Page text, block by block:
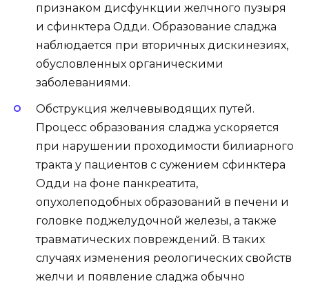
признаком дисфункции желчного пузыря
и сфинктера Одди. Образование сладжа
наблюдается при вторичных дискинезиях,
обусловленных органическими
заболеваниями.
Обструкция желчевыводящих путей.
Процесс образования сладжа ускоряется
при нарушении проходимости билиарного
тракта у пациентов с сужением сфинктера
Одди на фоне панкреатита,
опухолеподобных образований в печени и
головке поджелудочной железы, а также
травматических повреждений. В таких
случаях изменения реологических свойств
желчи и появление сладжа обычно